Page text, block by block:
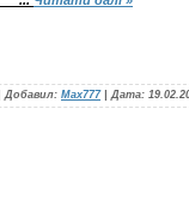
|Добавил: Мах777|Дата: